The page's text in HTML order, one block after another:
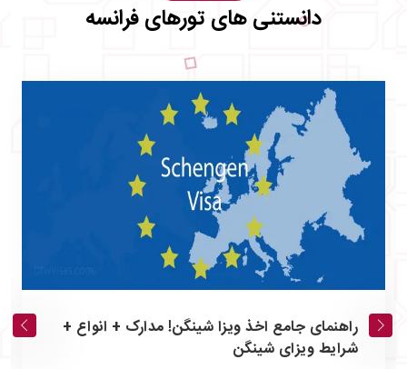
دانستنی های تورهای فرانسه
راهنمای جامع اخذ ویزا شینگن! مدارک + انواع +
شرایط ویزای شینگن